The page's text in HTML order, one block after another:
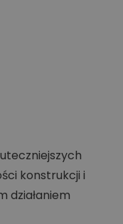
konstrukcji i
działaniem